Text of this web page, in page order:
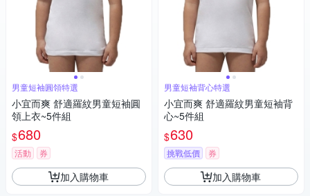
男童短袖圓領特選
小宜而爽 舒適羅紋男童短袖圓
領上衣~5件組
$680
活動 券
加入購物車
男童短袖背心特選
小宜而爽 舒適羅紋男童短袖背
心~5件組
$630
挑戰低價 券
加入購物車